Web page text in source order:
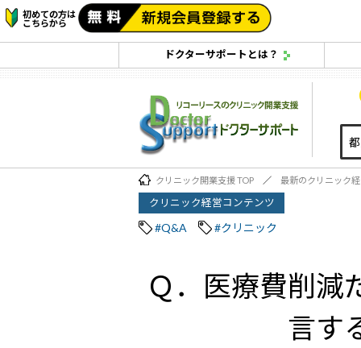
初めての方は
こちらから
ドクターサポートとは？
クリニック開業支援 TOP 最新のクリニック
クリニック経営コンテンツ
#Q&A #クリニック
Ｑ．医療費削減
言す